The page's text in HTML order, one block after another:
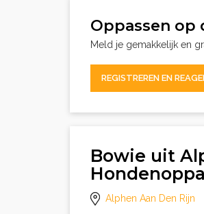
Oppassen
Meld je gemakkelijk en
REGISTREREN EN
Bowie uit
Alphen Aan Den Rijn